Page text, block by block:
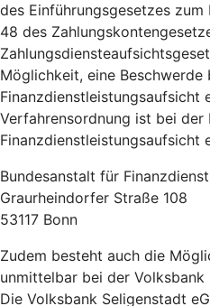
des Einführungsgesetzes
48 des
Möglichkeit, eine
Finanzdienstleistungsaufsicht
Verfahrensordnung ist bei der
Finanzdienstleistungsaufsicht
Bundesanstalt für
Graurheindorfer Straße 108
53117 Bonn
Zudem besteht auch die
unmittelbar bei der Volksbank
Die Volksbank Seligenstadt